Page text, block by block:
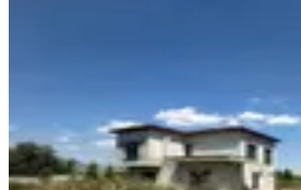
15.000.000 ₺